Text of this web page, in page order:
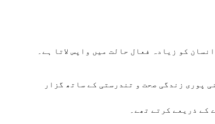
کو زیادہ فعال حالت میں واپس لاتا ہے۔
پوری زندگی صحت و تندرستی کے ساتھ گزار